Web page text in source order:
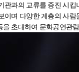
관과의 교류를 증진 시킵
이며 다양한 계층의 사람
초대하여 문화공연관